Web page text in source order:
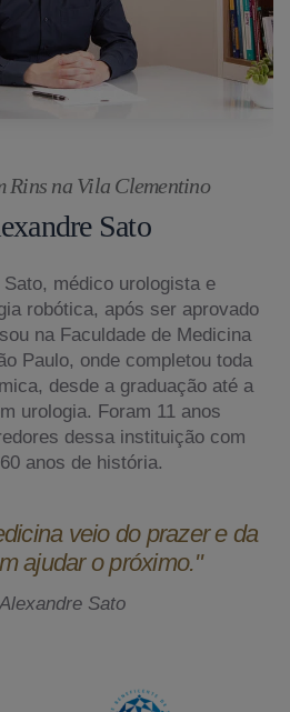
Rins na Vila Clementino
Sato
médico urologista e
robótica, após ser aprovado
na Faculdade de Medicina
Paulo, onde completou toda
desde a graduação até a
urologia. Foram 11 anos
dessa instituição com
anos de história.
veio do prazer e da
ajudar o próximo."
Sato